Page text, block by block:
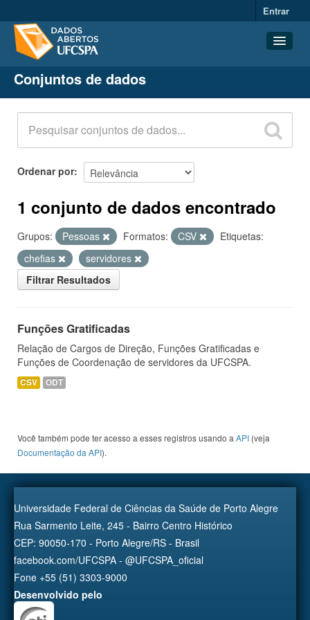
Entrar
Conjuntos de dados
Organizações
Grupos
Sobre
Conjuntos de dados
Ordenar por
1 conjunto de dados encontrado
Grupos: Pessoas Formatos: CSV
Etiquetas:
chefias
servidores
Filtrar Resultados
Funções Gratificadas
Relação de Cargos de Direção, Funções Gratificadas e
Funções de Coordenação de servidores da UFCSPA.
CSV ODT
Você também pode ter acesso a esses registros usando a API (veja
Documentação da API).
Universidade Federal de Ciências da Saúde de Porto Alegre
Rua Sarmento Leite, 245 - Bairro Centro Histórico
CEP: 90050-170 - Porto Alegre/RS - Brasil
facebook.com/UFCSPA - @UFCSPA_oficial
Fone +55 (51) 3303-9000
Desenvolvido pelo